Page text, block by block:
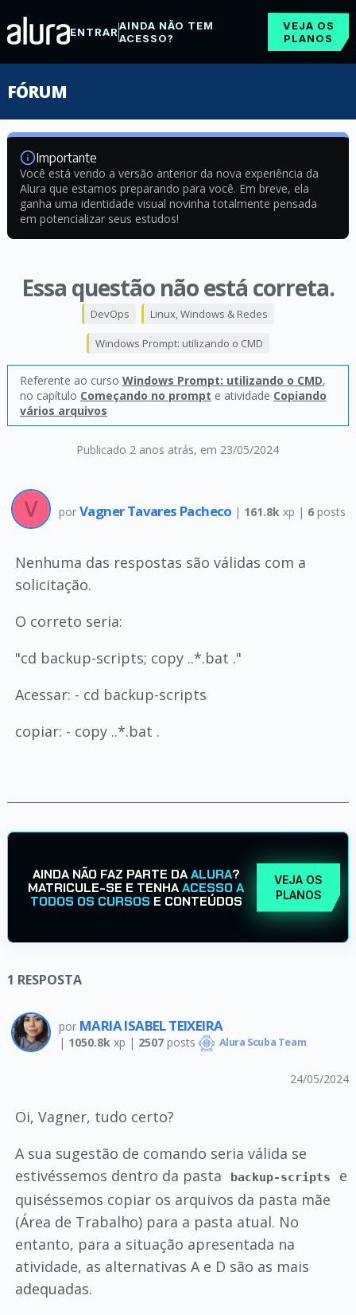
ENTRARAINDA NÃO TEM
ACESSO?
VEJA OS
PLANOS
FÓRUM
Importante
Você está vendo a versão anterior da nova experiência da
Alura que estamos preparando para você. Em breve, ela
ganha uma identidade visual novinha totalmente pensada
em potencializar seus estudos!
Essa questão não está correta.
Publicado 2 anos atrás, em 23/05/2024
DevOps Linux, Windows & Redes
Windows Prompt: utilizando o CMD
Referente ao curso Windows Prompt: utilizando o CMD,
no capítulo Começando no prompt e atividade Copiando
vários arquivos
por Vagner Tavares Pacheco | 161.8k xp | 6 posts
Nenhuma das respostas são válidas com a
solicitação.
O correto seria:
"cd backup-scripts; copy ..*.bat ."
Acessar: - cd backup-scripts
copiar: - copy ..*.bat .
AINDA NÃO FAZ PARTE DAALURA?
MATRICULE-SE E TENHAACESSO A
TODOS OS CURSOS E CONTEÚDOS
VEJA OS
PLANOS
1 RESPOSTA
por MARIA ISABEL TEIXEIRA
| 1050.8k xp | 2507posts Alura Scuba Team
24/05/2024
Oi, Vagner, tudo certo?
A sua sugestão de comando seria válida se
estivéssemos dentro da pasta
backup-scripts
e
quiséssemos copiar os arquivos da pasta mãe
(Área de Trabalho) para a pasta atual. No
entanto, para a situação apresentada na
atividade, as alternativas A e D são as mais
adequadas.